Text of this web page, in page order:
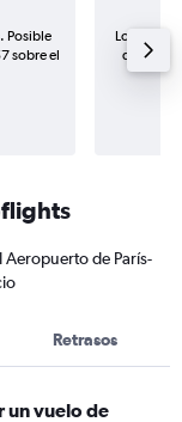
Posible
sobre el
Los
de
Aeropuerto de París-
Retrasos
un vuelo de